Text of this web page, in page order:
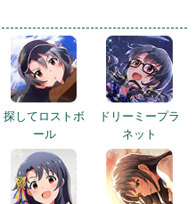
探してロストボ
ール
ドリーミープラ
ネット